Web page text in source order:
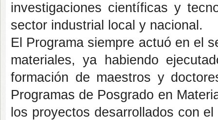
investigaciones científicas y
sector industrial local y nacional.
El Programa siempre actuó en el
materiales, ya habiendo
formación de maestros y
Programas de Posgrado en
los proyectos desarrollados con